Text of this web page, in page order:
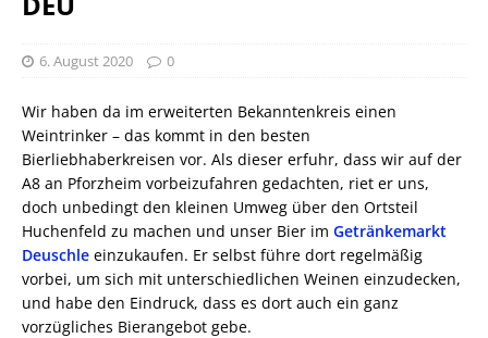
6. August 2020 0
Wir haben da im erweiterten Bekanntenkreis einen
Weintrinker – das kommt in den besten
Bierliebhaberkreisen vor. Als dieser erfuhr, dass wir auf der
A8 an Pforzheim vorbeizufahren gedachten, riet er uns,
doch unbedingt den kleinen Umweg über den Ortsteil
Huchenfeld zu machen und unser Bier im Getränkemarkt
Deuschle einzukaufen. Er selbst führe dort regelmäßig
vorbei, um sich mit unterschiedlichen Weinen einzudecken,
und habe den Eindruck, dass es dort auch ein ganz
vorzügliches Bierangebot gebe.